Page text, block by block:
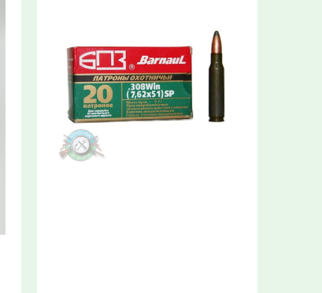
ХИТ продаж!:
СПЕЦПРЕДЛОЖЕНИЕ:
Выберите...